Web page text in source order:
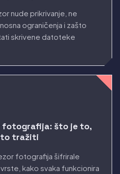
nude prikrivanje, ne
ograničenja i zašto
skrivene datoteke
fotografija: što je to,
tražiti
fotografija šifrirale
kako svaka funkcionira